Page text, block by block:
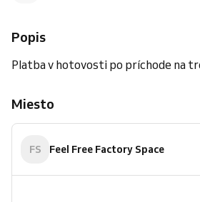
Popis
Platba v hotovosti po príchode na
Miesto
FS Feel Free Factory Space